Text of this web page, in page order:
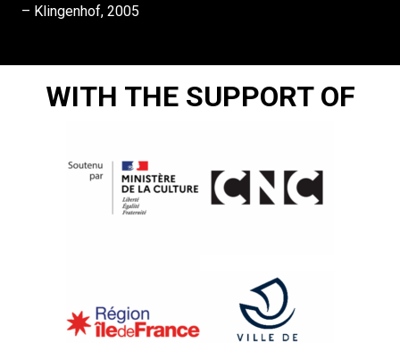
– Klingenhof, 2005
WITH THE SUPPORT OF